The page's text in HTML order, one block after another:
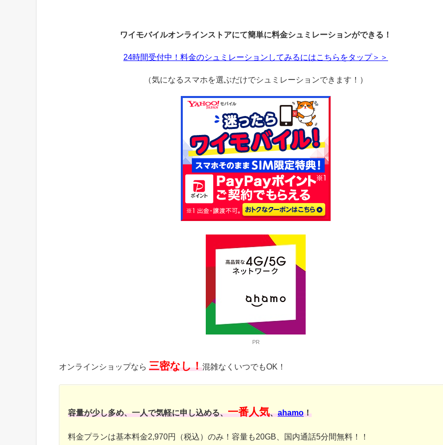
ワイモバイルオンラインストアにて簡単に料金シュミレーションができる！
24時間受付中！料金のシュミレーションしてみるにはこちらをタップ＞＞
（気になるスマホを選ぶだけでシュミレーションできます！）
PR
オンラインショップなら 三密なし！混雑なくいつでもOK！
容量が少し多め、一人で気軽に申し込める、一番人気、ahamo！
料金プランは基本料金2,970円（税込）のみ！容量も20GB、国内通話5分間無料！！